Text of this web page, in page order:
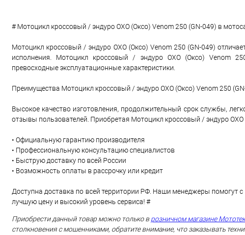
# Мотоцикл кроссовый / эндуро OXO (Оксо) Venom 250 (GN-049) в
Мотоцикл кроссовый / эндуро OXO (Оксо) Venom 250 (GN-049)
исполнения. Мотоцикл кроссовый / эндуро OXO (Оксо) Venom
превосходные эксплуатационные характеристики.
Преимущества Мотоцикл кроссовый / эндуро OXO (Оксо) Venom 250
Высокое качество изготовления, продолжительный срок службы,
отзывы пользователей. Приобретая Мотоцикл кроссовый / эндуро
• Официальную гарантию производителя
• Профессиональную консультацию специалистов
• Быструю доставку по всей России
• Возможность оплаты в рассрочку или кредит
Доступна доставка по всей территории РФ. Наши менеджеры помогут
лучшую цену и высокий уровень сервиса! #
Приобрести данный товар можно только врозничном магазине
столкновения с мошенниками, обратите внимание, что заказывать